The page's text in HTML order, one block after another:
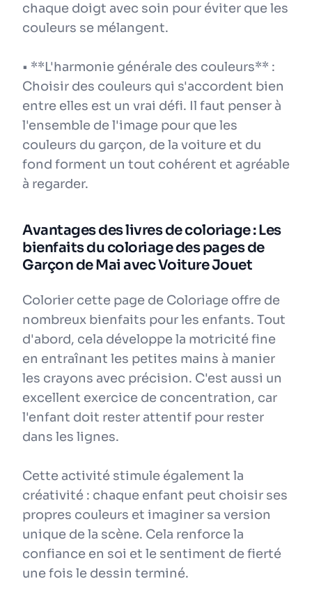
chaque doigt avec soin pour éviter que les
couleurs se mélangent.
• **L'harmonie générale des couleurs** :
Choisir des couleurs qui s'accordent bien
entre elles est un vrai défi. Il faut penser à
l'ensemble de l'image pour que les
couleurs du garçon, de la voiture et du
fond forment un tout cohérent et agréable
à regarder.
Avantages des livres de coloriage : Les
bienfaits du coloriage des pages de
Garçon de Mai avec Voiture Jouet
Colorier cette page de Coloriage offre de
nombreux bienfaits pour les enfants. Tout
d'abord, cela développe la motricité fine
en entraînant les petites mains à manier
les crayons avec précision. C'est aussi un
excellent exercice de concentration, car
l'enfant doit rester attentif pour rester
dans les lignes.
Cette activité stimule également la
créativité : chaque enfant peut choisir ses
propres couleurs et imaginer sa version
unique de la scène. Cela renforce la
confiance en soi et le sentiment de fierté
une fois le dessin terminé.